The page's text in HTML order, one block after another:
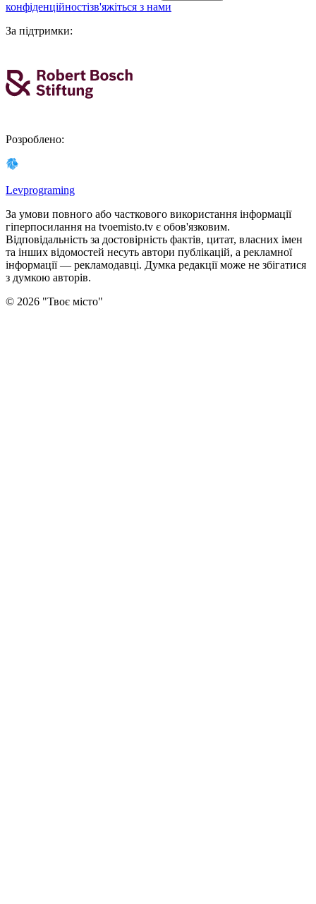
конфіденційностізв'яжіться з нами
За підтримки:
Розроблено:
Levprograming
За умови повного або часткового використання iнформацiї
гіперпосилання на tvoemisto.tv є обов'язковим.
Відповідальність за достовірність фактів, цитат, власних імен
та інших відомостей несуть автори публікацій, а рекламної
інформації — рекламодавці. Думка редакцiї може не збiгатися
з думкою авторiв.
© 2026 "Твоє місто"